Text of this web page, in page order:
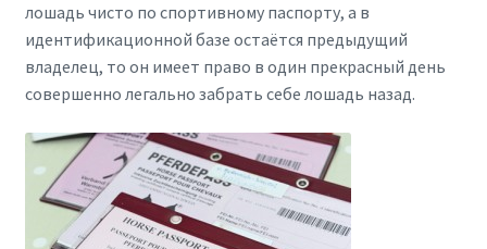
лошадь чисто по спортивному паспорту, а в
идентификационной базе остаётся предыдущий
владелец, то он имеет право в один прекрасный день
совершенно легально забрать себе лошадь назад.